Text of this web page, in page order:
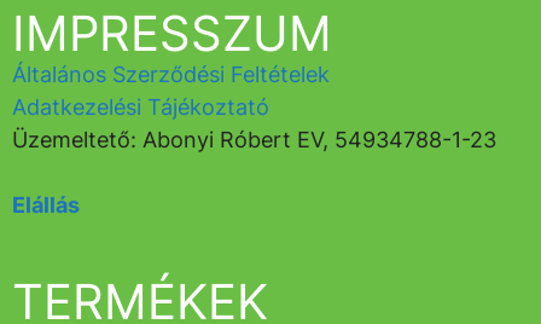
TERMÉKEK
IMPRESSZUM
Általános Szerződési Feltételek
Adatkezelési Tájékoztató
Üzemeltető: Abonyi Róbert EV, 54934788-1-23
Elállás